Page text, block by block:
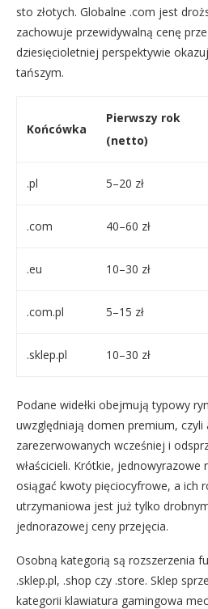
sto złotych. Globalne .com jest
zachowuje przewidywalną cenę
dziesięcioletniej perspektywie
tańszym.
Końcówka
Pierwszy rok
(netto)
.pl 5–20 zł
.com 40–60 zł
.eu 10–30 zł
.com.pl 5–15 zł
.sklep.pl 10–30 zł
Podane widełki obejmują typowy
uwzględniają domen premium, czyli
zarezerwowanych wcześniej i
właścicieli. Krótkie,
osiągać kwoty pięciocyfrowe, a ich
utrzymaniowa jest już tylko
jednorazowej ceny przejęcia.
Osobną kategorią są rozszerzenia
.sklep.pl, .shop czy .store. Sklep
kategorii klawiatura gamingowa